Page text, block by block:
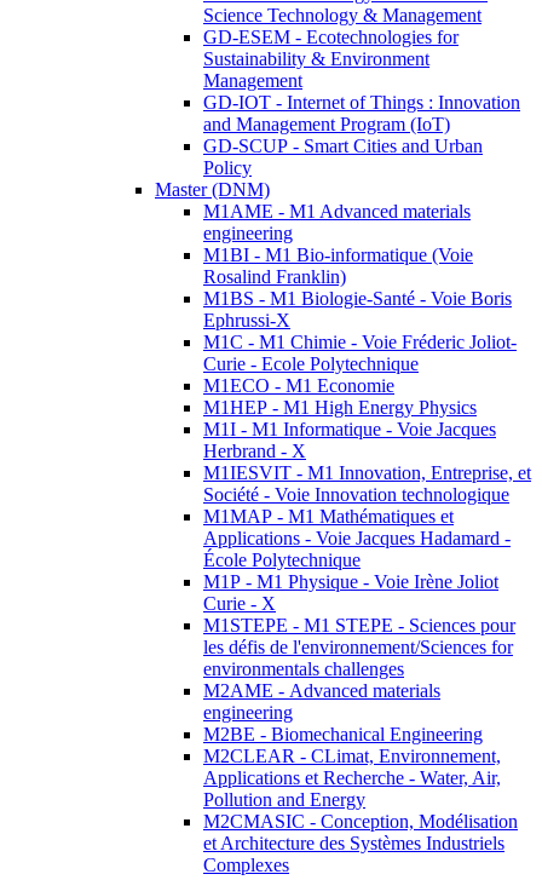
Science Technology & Management
GD-ESEM - Ecotechnologies for
Sustainability & Environment
Management
GD-IOT - Internet of Things : Innovation
and Management Program (IoT)
GD-SCUP - Smart Cities and Urban
Policy
Master (DNM)
M1AME - M1 Advanced materials
engineering
M1BI - M1 Bio-informatique (Voie
Rosalind Franklin)
M1BS - M1 Biologie-Santé - Voie Boris
Ephrussi-X
M1C - M1 Chimie - Voie Fréderic Joliot-
Curie - Ecole Polytechnique
M1ECO - M1 Economie
M1HEP - M1 High Energy Physics
M1I - M1 Informatique - Voie Jacques
Herbrand - X
M1IESVIT - M1 Innovation, Entreprise, et
Société - Voie Innovation technologique
M1MAP - M1 Mathématiques et
Applications - Voie Jacques Hadamard -
École Polytechnique
M1P - M1 Physique - Voie Irène Joliot
Curie - X
M1STEPE - M1 STEPE - Sciences pour
les défis de l'environnement/Sciences for
environmentals challenges
M2AME - Advanced materials
engineering
M2BE - Biomechanical Engineering
M2CLEAR - CLimat, Environnement,
Applications et Recherche - Water, Air,
Pollution and Energy
M2CMASIC - Conception, Modélisation
et Architecture des Systèmes Industriels
Complexes